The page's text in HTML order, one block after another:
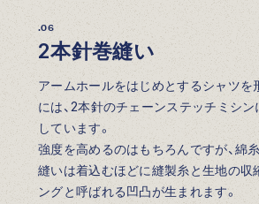
.06
2本針巻縫い
アームホールをはじめとするシャツを
には、2本針のチェーンステッチミシ
しています。
強度を高めるのはもちろんですが、綿
縫いは着込むほどに縫製糸と生地の収
ングと呼ばれる凹凸が生まれます。